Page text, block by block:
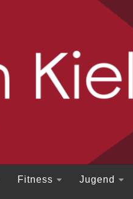
Fitness Jugend